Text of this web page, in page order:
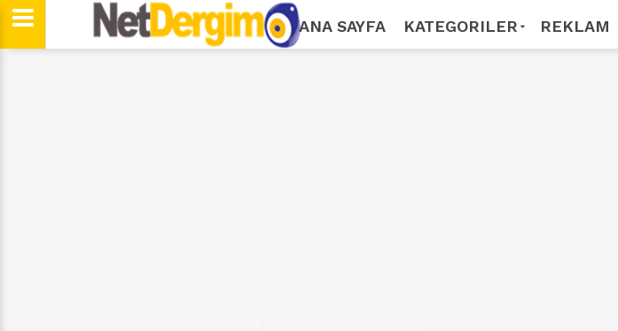
ANA SAYFA KATEGORILER REKLAM